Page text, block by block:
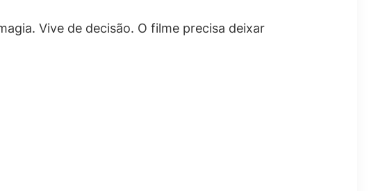
Vive de decisão. O filme precisa deixar